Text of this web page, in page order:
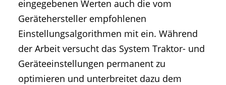
eingegebenen Werten auch die vom
Gerätehersteller empfohlenen
Einstellungsalgorithmen mit ein. Während
der Arbeit versucht das System Traktor- und
Geräteeinstellungen permanent zu
optimieren und unterbreitet dazu dem